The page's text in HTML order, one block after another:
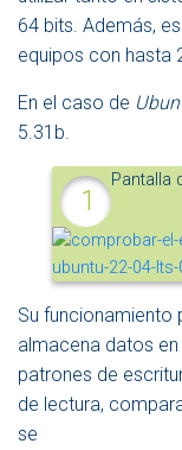
64 bits. Además,
equipos con hasta
En el caso de
5.31b.
Pantalla
Su funcionamiento
almacena datos
patrones de
de lectura,
se